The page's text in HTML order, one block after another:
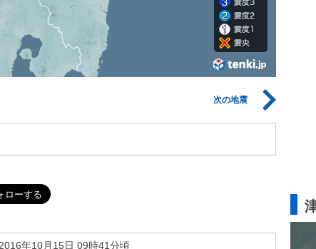
次の地震
2016年10月15日 09時41分頃